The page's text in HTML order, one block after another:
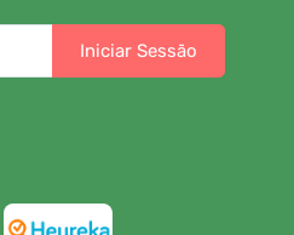
Iniciar Sessão